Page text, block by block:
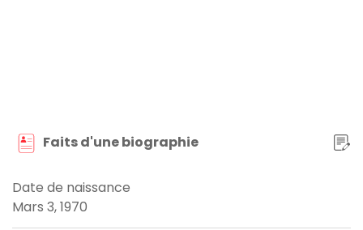
Faits d'une biographie
Date de naissance
Mars 3, 1970